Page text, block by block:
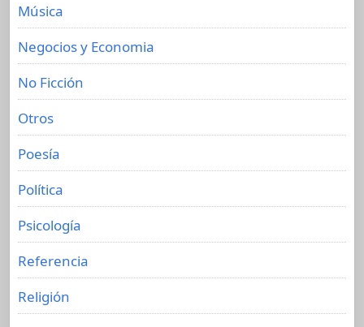
Música
Negocios y Economia
No Ficción
Otros
Poesía
Política
Psicología
Referencia
Religión